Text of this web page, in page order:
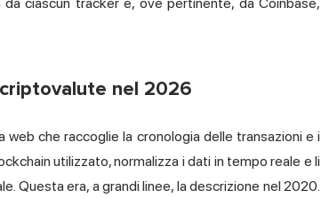
ciascun tracker e, ove pertinente, da Coinbase,
nel 2026
che raccoglie la cronologia delle transazioni e i
utilizzato, normalizza i dati in tempo reale e li
Questa era, a grandi linee, la descrizione nel 2020.